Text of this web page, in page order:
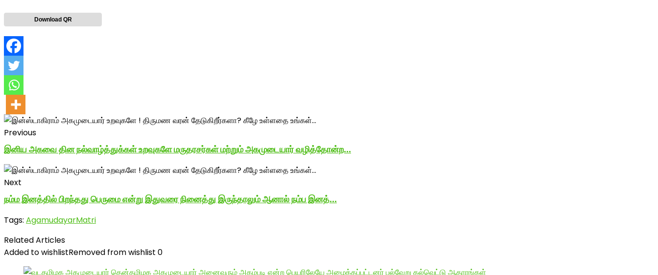
Download QR
Previous
இனிய அகவை தின நல்வாழ்த்துக்கள் உறவுகளே மருதரசர்கள் மற்றும் அகமுடையார் வழித்தோன்ற...
Next
நம்ம இனத்தில் பிறந்தது பெருமை என்று இதுவரை நினைத்து இருந்தாலும் ஆனால் நம்ப இனத்...
Tags: AgamudayarMatri
Related Articles
Added to wishlistRemoved from wishlist 0